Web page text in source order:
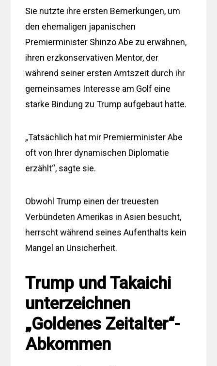
Sie nutzte ihre ersten Bemerkungen, um
den ehemaligen japanischen
Premierminister Shinzo Abe zu erwähnen,
ihren erzkonservativen Mentor, der
während seiner ersten Amtszeit durch ihr
gemeinsames Interesse am Golf eine
starke Bindung zu Trump aufgebaut hatte.
„Tatsächlich hat mir Premierminister Abe
oft von Ihrer dynamischen Diplomatie
erzählt“, sagte sie.
Obwohl Trump einen der treuesten
Verbündeten Amerikas in Asien besucht,
herrscht während seines Aufenthalts kein
Mangel an Unsicherheit.
Trump und Takaichi
unterzeichnen
„Goldenes Zeitalter“-
Abkommen